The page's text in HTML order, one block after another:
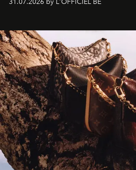
américain investit les espaces
sculpture.
31.07.2026 by L'OFFICIEL BE